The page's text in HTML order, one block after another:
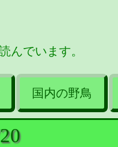
んでいます。
国内の野鳥